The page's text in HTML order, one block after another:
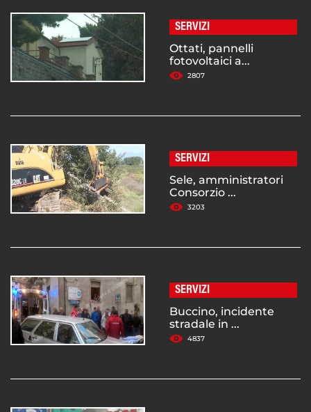
SERVIZI
Ottati, pannelli
fotovoltaici a...
2807
SERVIZI
Sele, amministratori
Consorzio ...
3203
SERVIZI
Buccino, incidente
stradale in ...
4837